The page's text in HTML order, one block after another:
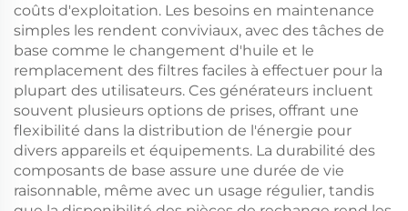
coûts d'exploitation. Les besoins en maintenance
simples les rendent conviviaux, avec des tâches de
base comme le changement d'huile et le
remplacement des filtres faciles à effectuer pour la
plupart des utilisateurs. Ces générateurs incluent
souvent plusieurs options de prises, offrant une
flexibilité dans la distribution de l'énergie pour
divers appareils et équipements. La durabilité des
composants de base assure une durée de vie
raisonnable, même avec un usage régulier, tandis